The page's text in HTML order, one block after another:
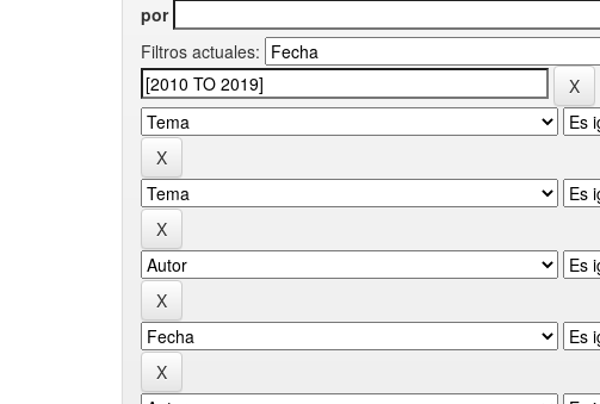
por
Filtros actuales: